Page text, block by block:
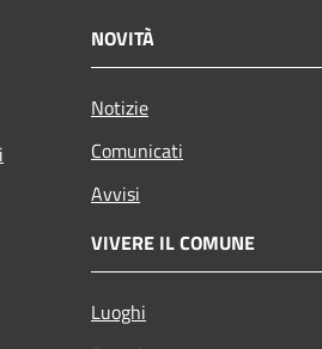
NOVITÀ
Notizie
Comunicati
Avvisi
VIVERE IL COMUNE
Luoghi